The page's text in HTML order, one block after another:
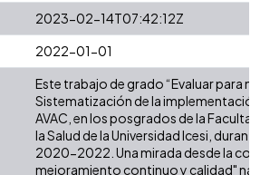
2023-02-14T07:42:12Z
2022-01-01
Este trabajo de grado “Evaluar para
Sistematización de la
AVAC, en los posgrados de la
la Salud de la Universidad Icesi,
2020-2022. Una mirada desde la
mejoramiento continuo y calidad"